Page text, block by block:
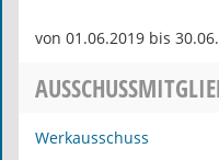
von 01.06.2019 bis
Werkausschuss